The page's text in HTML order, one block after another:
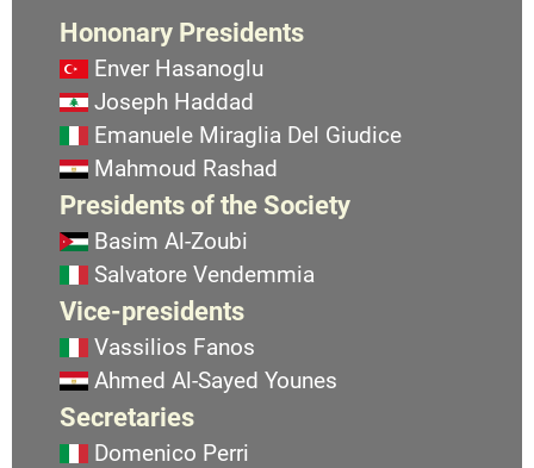
Hononary Presidents
Enver Hasanoglu
Joseph Haddad
Emanuele Miraglia Del Giudice
Mahmoud Rashad
Presidents of the Society
Basim Al-Zoubi
Salvatore Vendemmia
Vice-presidents
Vassilios Fanos
Ahmed Al-Sayed Younes
Secretaries
Domenico Perri